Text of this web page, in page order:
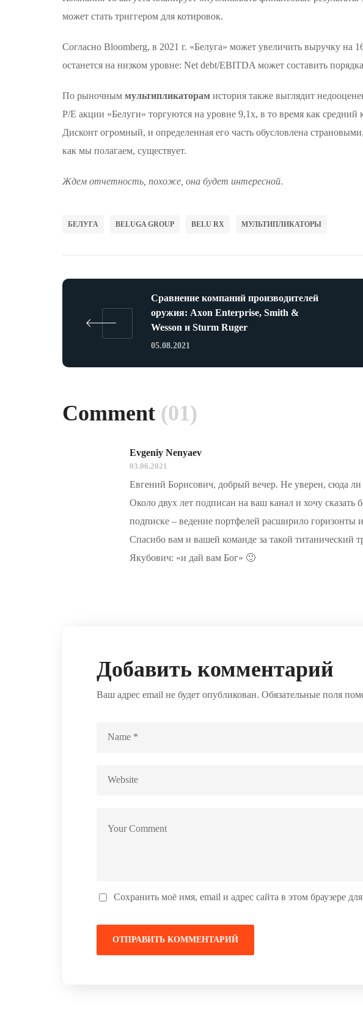
может стать триггером для котировок.
Согласно Bloomberg, в 2021 г. «Белуга» может увеличить выручку на
останется на низком уровне: Net debt/EBITDA может составить
По рыночным мультипликаторам история также выглядит
P/E акции «Белуги» торгуются на уровне 9,1х, в то время как
Дисконт огромный, и определенная его часть обусловлена
как мы полагаем, существует.
Ждем отчетность, похоже, она будет интересной.
БЕЛУГА BELUGA GROUP BELU RX МУЛЬТИПЛИКАТОРЫ
Сравнение компаний производителей
оружия: Axon Enterprise, Smith &
Wesson и Sturm Ruger
05.08.2021
Comment (01)
Evgeniy Nenyaev
03.06.2021
Евгений Борисович, добрый вечер. Не уверен, сюда ли
Около двух лет подписан на ваш канал и хочу сказать
подписке – ведение портфелей расширило горизонты
Спасибо вам и вашей команде за такой титанический
Якубович: «и дай вам Бог» 🙂
Добавить комментарий
Ваш адрес email не будет опубликован. Обязательные поля
Сохранить моё имя, email и адрес сайта в этом браузере